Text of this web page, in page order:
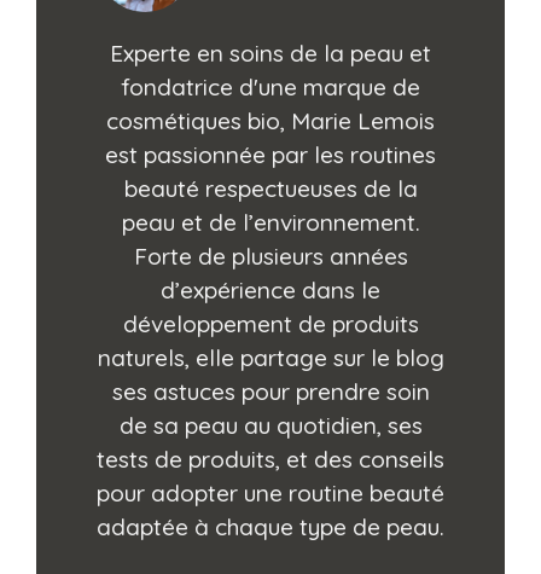
Experte en soins de la peau et
fondatrice d'une marque de
cosmétiques bio, Marie Lemois
est passionnée par les routines
beauté respectueuses de la
peau et de l’environnement.
Forte de plusieurs années
d’expérience dans le
développement de produits
naturels, elle partage sur le blog
ses astuces pour prendre soin
de sa peau au quotidien, ses
tests de produits, et des conseils
pour adopter une routine beauté
adaptée à chaque type de peau.